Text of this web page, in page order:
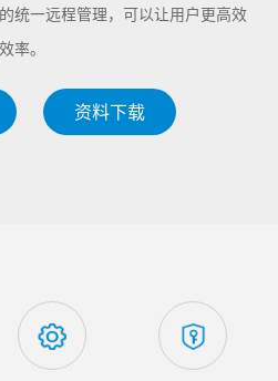
统一远程管理，可以让用户更高效
率。
资料下载